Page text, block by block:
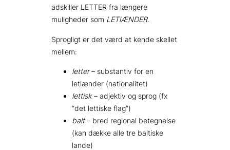
adskiller LETTER fra længere
muligheder som LETlÆNDER.
Sprogligt er det værd at kende skellet
mellem:
letter– substantiv for en
letlænder (nationalitet)
lettisk– adjektiv og sprog (fx
“det lettiske flag”)
balt– bred regional betegnelse
(kan dække alle tre baltiske
lande)